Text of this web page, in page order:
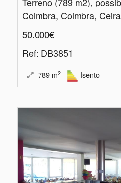
Coimbra, Coimbra, Ceira
50.000€
Ref: DB3851
789 m2 Isento